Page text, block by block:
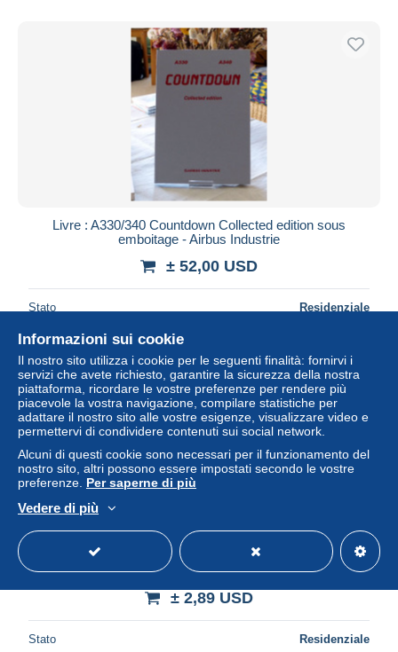
Livre : A330/340 Countdown Collected edition sous
emboitage - Airbus Industrie
± 52,00 USD
Stato Residenziale
Observer's Book of aircraft 1956 William Green illustrated
208 aircrafts avions flugzeuge
± 2,89 USD
Stato Residenziale
Informazioni sui cookie
Il nostro sito utilizza i cookie per le seguenti finalità: fornirvi i
servizi che avete richiesto, garantire la sicurezza della nostra
piattaforma, ricordare le vostre preferenze per rendere più
piacevole la vostra navigazione, compilare statistiche per
adattare il nostro sito alle vostre esigenze, visualizzare video e
permettervi di condividere contenuti sui social network.
Alcuni di questi cookie sono necessari per il funzionamento del
nostro sito, altri possono essere impostati secondo le vostre
preferenze. Per saperne di più
Vedere di più